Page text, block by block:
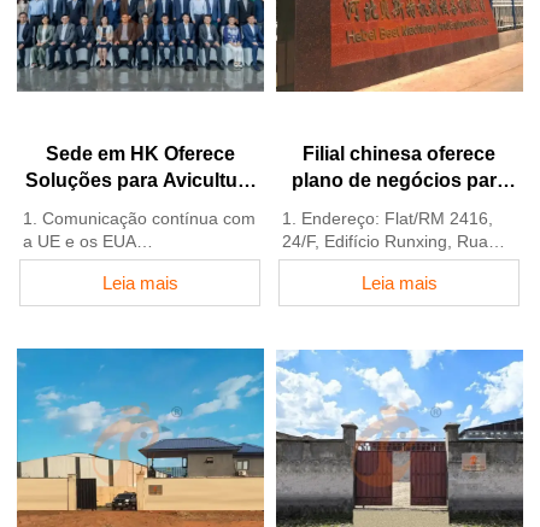
Sede em HK Oferece
Soluções para Avicultura
Padrões da UE, Fabrica
Equipamentos para
Avicultura
1. Comunicação contínua com
a UE e os EUA
2. Filiais e fábricas na China,
Nigéria, Etiópia e Tanzânia
3. A qualidade dos produtos é
4. Estoque de gaiolas para
aves e equipamentos para
aviários à venda
5. Atendimento online 24
horas por dia Whatsapp NO. :
+8618830120193，contate-
nos para obter informações
Leia mais
Filial chinesa oferece
plano de negócios para
equipamentos para
avicultura
1. Endereço: Flat/RM 2416,
24/F, Edifício Runxing, Rua
Youyi Nan, Cidade de
Shijiazhuang, Província de
Hebei, China
para aviários e gaiolas para
aves e estoque à venda
3. Personalizado para aviários
locais
4. Qualidade e design
baseados no padrão europeu
5. Atendimento online 24
horas por dia no Whatsapp
Leia mais